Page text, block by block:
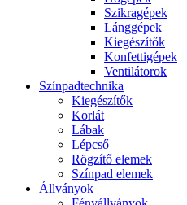
Szikragépek
Lánggépek
Kiegészítők
Konfettigépek
Ventilátorok
Színpadtechnika
Kiegészítők
Korlát
Lábak
Lépcső
Rögzítő elemek
Színpad elemek
Állványok